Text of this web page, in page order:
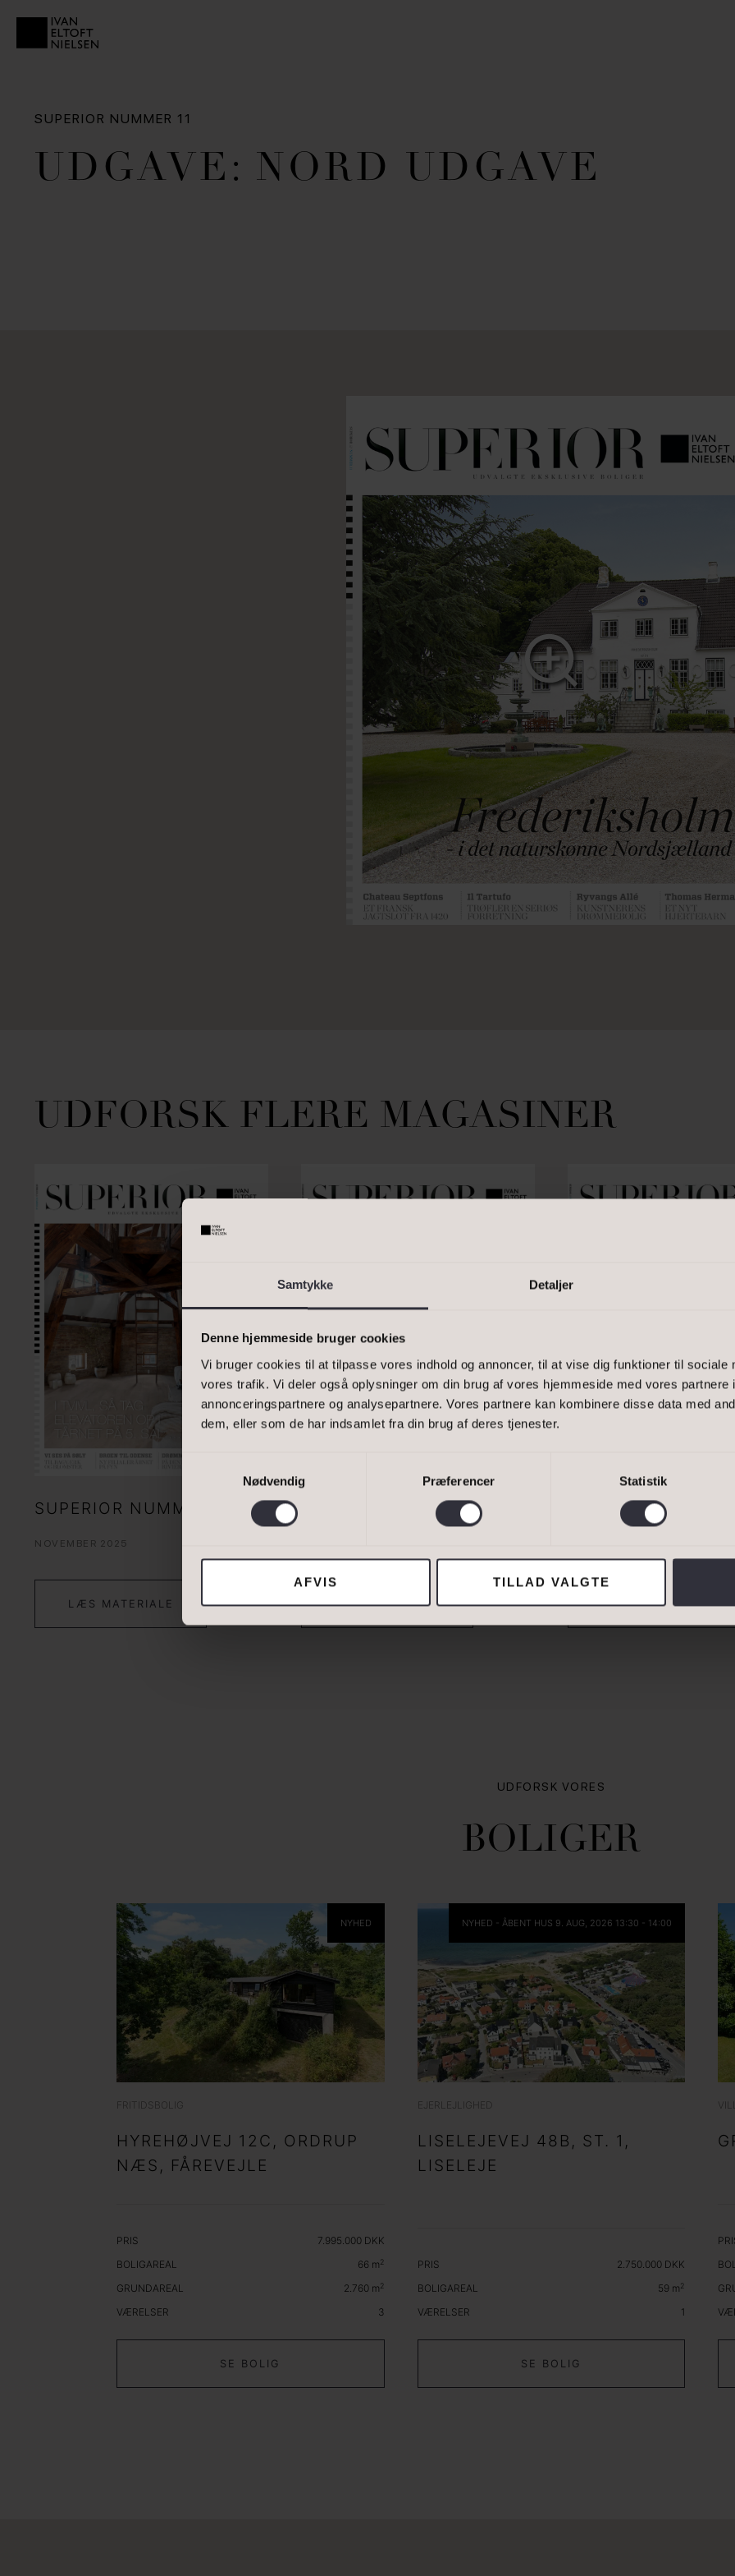
Samtykke Detaljer
Denne hjemmeside bruger cookies
Vi bruger cookies til at tilpasse vores indhold og annoncer, til at vise dig funktioner til sociale
vores trafik. Vi deler også oplysninger om din brug af vores hjemmeside med vores partnere
annonceringspartnere og analysepartnere. Vores partnere kan kombinere disse data med
dem, eller som de har indsamlet fra din brug af deres tjenester.
Nødvendig
Præferencer Statistik
AFVIS TILLAD VALGTE
Ejerlejlighed
Fritidsgrund
BOLIGAREAL
DINE OPLYSNINGER
Jeg tillader, at Ivan Eltoft Nielsen gerne må kontakte mig og acceptererIvan Eltoft
Ja tak, jeg vil gerne modtage nyhedsmails.
Jeg tillader, at Ivan Eltoft Nielsen gerne må kontakte mig og accepterer
Ivan Eltoft
Jeg tillader, at Ivan Eltoft Nielsen gerne må kontakte mig og accepterer Ivan Eltoft
SUPERIOR NUMMER 11
UDGAVE: NORD UDGAVE
UDFORSK FLERE MAGASINER
SUPERIOR NUMMER 21
NOVEMBER 2025
LÆS MATERIALE
SOMMERHUSE NO. 7
LÆS MATERIALE
SUPERIOR
LÆS MATERIALE
UDFORSK VORES
BOLIGER
NYHED
FRITIDSBOLIG
HYREHØJVEJ 12C, ORDRUP
NÆS, FÅREVEJLE
PRIS
7.995.000 DKK
BOLIGAREAL
66 m2
GRUNDAREAL 2.760 m2
VÆRELSER 3
SE BOLIG
NYHED -ÅBENT HUS 9. AUG, 2026 13:30 - 14:00
EJERLEJLIGHED
LISELEJEVEJ 48B, ST. 1,
LISELEJE
PRIS
2.750.000 DKK
BOLIGAREAL
59 m2
VÆRELSER 1
SE BOLIG